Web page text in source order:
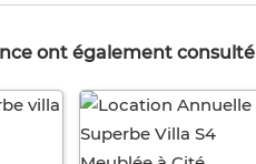
ont également consulté